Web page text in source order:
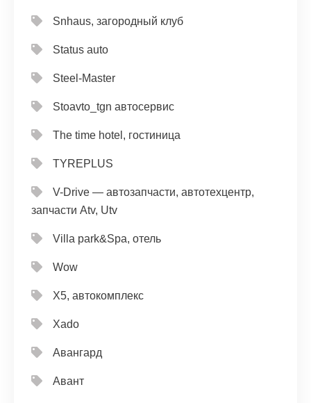
Snhaus, загородный клуб
Status auto
Steel-Master
Stoavto_tgn автосервис
The time hotel, гостиница
TYREPLUS
V-Drive — автозапчасти, автотехцентр,
запчасти Atv, Utv
Villa park&Spa, отель
Wow
X5, автокомплекс
Xado
Авангард
Авант